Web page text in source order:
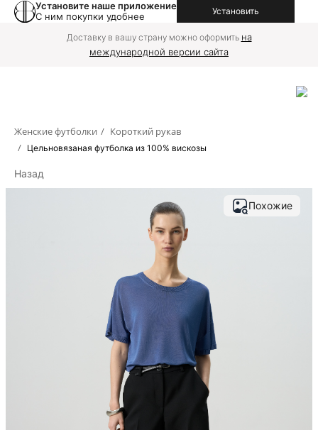
Установите наше приложение
С ним покупки удобнее
Установить
Доставку в вашу страну можно оформить на
международной версии сайта
Женские футболки / Короткий рукав
/ Цельновязаная футболка из 100% вискозы
Назад
Похожие